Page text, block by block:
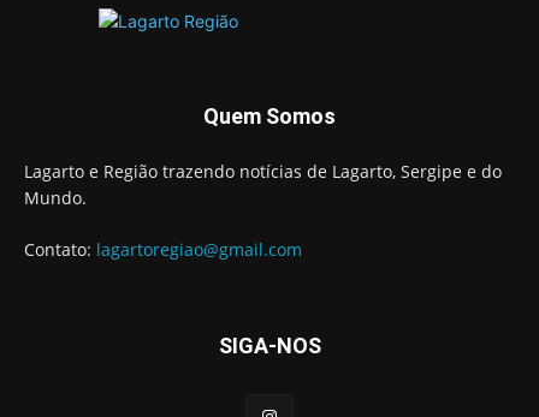
Quem Somos
Lagarto e Região trazendo notícias de Lagarto, Sergipe e do
Mundo.
Contato: lagartoregiao@gmail.com
SIGA-NOS